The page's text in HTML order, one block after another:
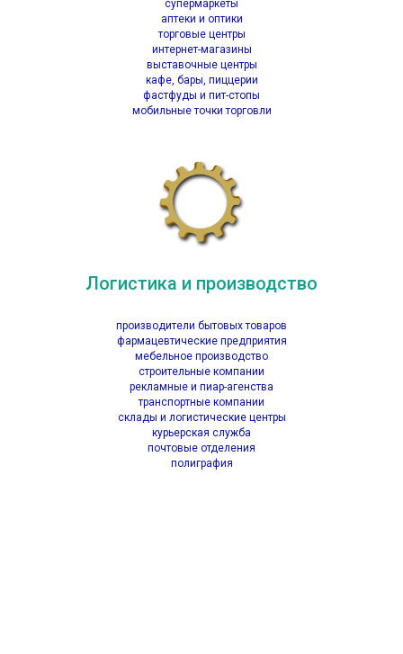
супермаркеты
аптеки и оптики
торговые центры
интернет-магазины
выставочные центры
кафе, бары, пиццерии
фастфуды и пит-стопы
мобильные точки торговли
Логистика и производство
производители бытовых товаров
фармацевтические предприятия
мебельное производство
строительные компании
рекламные и пиар-агенства
транспортные компании
склады и логистические центры
курьерская служба
почтовые отделения
полиграфия